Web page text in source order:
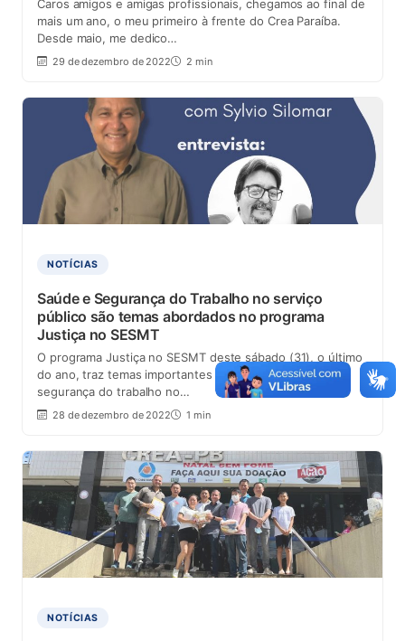
Caros amigos e amigas profissionais, chegamos ao final de
mais um ano, o meu primeiro à frente do Crea Paraíba.
Desde maio, me dedico…
29 de dezembro de 2022 2 min
NOTÍCIAS
Saúde e Segurança do Trabalho no serviço
público são temas abordados no programa
Justiça no SESMT
O programa Justiça no SESMT deste sábado (31), o último
do ano, traz temas importantes como a saúde e a
segurança do trabalho no…
28 de dezembro de 2022 1 min
NOTÍCIAS